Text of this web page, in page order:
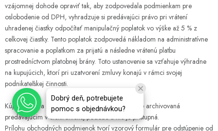
vzájomnej dohode opraviť tak, aby zodpovedala podmienkam pre
oslobodenie od DPH, vyhradzuje si predávajúci právo pri vrátení
uhradenej čiastky odpočítať manipulačný poplatok vo výške až 5 % z
celkovej čiastky. Tento poplatok zodpovedá nákladom na administratívne
spracovanie a poplatkom za prijatú a následne vrátenú platbu
prostredníctvom platobnej brány. Toto ustanovenie sa vzťahuje výhradne
na kupujúcich, ktorí pri uzatvorení zmluvy konajú v rámci svojej
podnikateľskej činnosti.
Kúpna zmluva vrátane obchodných podmienok je archivovaná
predávajúcim v elektronickej podobe a nie je prístupná.
Prílohu obchodných podmienok tvorí vzorový formulár pre odstúpenie od
Dobrý deň, potrebujete
pomoc s objednávkou?